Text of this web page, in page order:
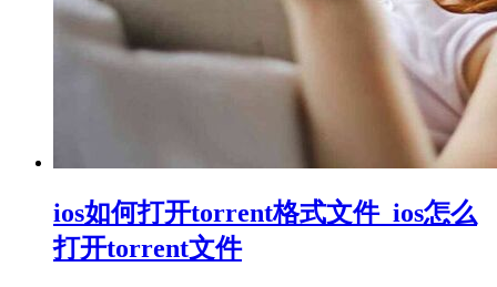
ios如何打开torrent格式文件_ios怎么
打开torrent文件